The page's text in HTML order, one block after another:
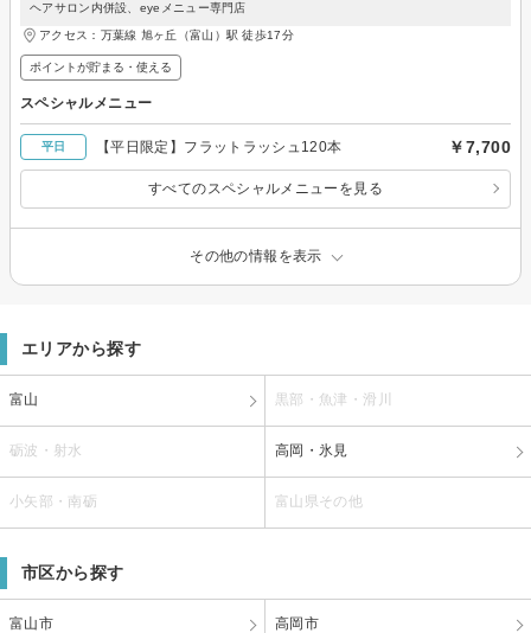
ヘアサロン内併設、eyeメニュー専門店
アクセス：万葉線 旭ヶ丘（富山）駅 徒歩17分
ポイントが貯まる・使える
スペシャルメニュー
平日 【平日限定】フラットラッシュ120本 ￥7,700
すべてのスペシャルメニューを見る
その他の情報を表示
エリアから探す
富山 黒部・魚津・滑川
砺波・射水 高岡・氷見
小矢部・南砺 富山県その他
市区から探す
富山市 高岡市